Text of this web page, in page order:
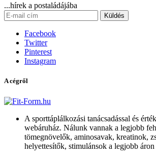
...hírek a postaládájába
Küldés
Facebook
Twitter
Pinterest
Instagram
A cégről
A sporttáplálkozási tanácsadással és
webáruház. Nálunk vannak a legjobb
tömegnövelők, aminosavak, kreatinok,
helyettesítők, stimulánsok a legjobb